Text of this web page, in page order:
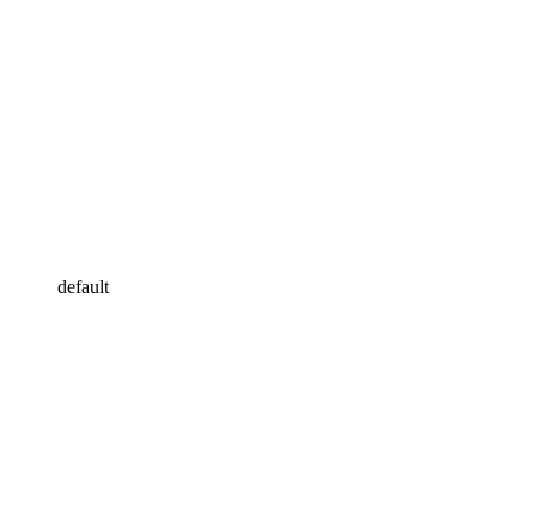
default